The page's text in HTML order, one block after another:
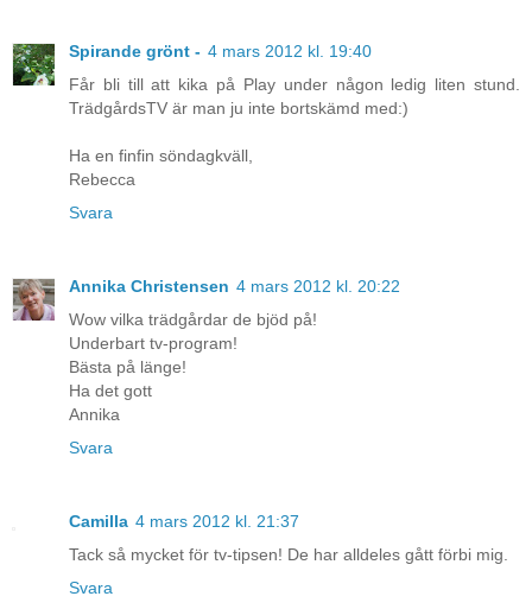
Spirande grönt - 4 mars 2012 kl. 19:40
Får bli till att kika på Play under någon ledig liten stund.
TrädgårdsTV är man ju inte bortskämd med:)
Ha en finfin söndagkväll,
Rebecca
Svara
Annika Christensen 4 mars 2012 kl. 20:22
Wow vilka trädgårdar de bjöd på!
Underbart tv-program!
Bästa på länge!
Ha det gott
Annika
Svara
Camilla 4 mars 2012 kl. 21:37
Tack så mycket för tv-tipsen! De har alldeles gått förbi mig.
Svara